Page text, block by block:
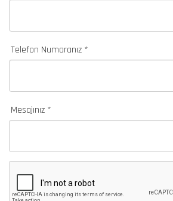
Telefon Numaranız *
Mesajınız *